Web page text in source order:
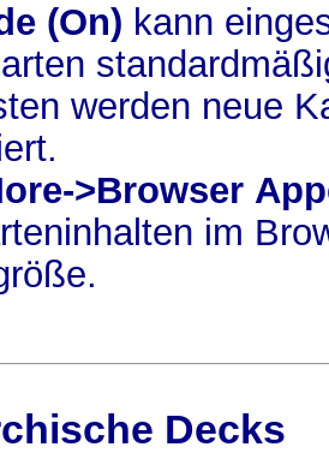
(On) kann
werden neue
>Browser
im
Decks